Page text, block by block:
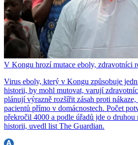
V Kongu hrozí mutace eboly, zdravotníci
Virus eboly, který v Kongu způsobuje
historii, by mohl mutovat, varují
plánují výrazně rozšířit zásah proti
pacientů přímo v domácnostech. Počet
překročil 4000 a podle úřadů jde o
historii, uvedl list The Guardian.